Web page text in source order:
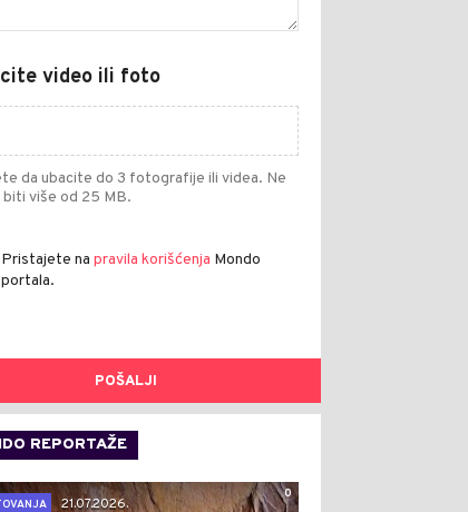
video ili foto
da ubacite do 3 fotografije ili videa. Ne
biti više od 25 MB.
Pristajete na pravila korišćenja Mondo
portala.
POŠALJI
REPORTAŽE
0
21.07.2026.